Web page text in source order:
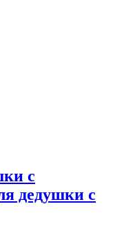
с
дедушки с